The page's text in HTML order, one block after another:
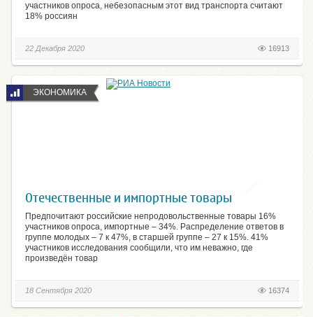
участников опроса, небезопасным этот вид транспорта считают
18% россиян
16913
22 Декабря 2020
ЭКОНОМИКА
Отечественные и импортные товары
Предпочитают российские непродовольственные товары 16%
участников опроса, импортные – 34%. Распределение ответов в
группе молодых – 7 к 47%, в старшей группе – 27 к 15%. 41%
участников исследования сообщили, что им неважно, где
произведён товар
16374
18 Сентября 2020